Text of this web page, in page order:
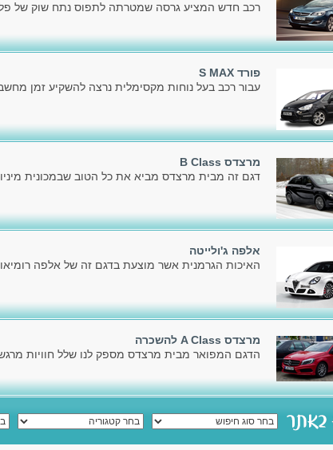
רכב חדש המציע גרסה שמטרתה לתפוס נתח שוק של
פורד S MAX
עבור רכב בעל נוחות מקסימלית נרצה להשקיע זמן
מרצדס B Class
דגם זה מבית מרצדס מביא את כל הטוב שבמכונית
אלפה ג'ולייטה
האיכות הגרמנית אשר מוצעת בדגם זה של אלפה
מרצדס A Class להשכרה
הדגם המפואר מבית מרצדס מספק לנו שלל חוויות